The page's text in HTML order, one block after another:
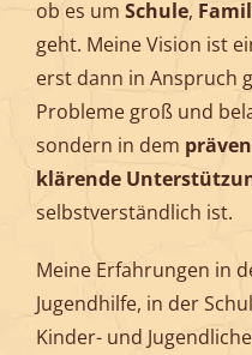
ob es um Schule,
geht. Meine Vision ist
erst dann in Anspruch
Probleme groß und
sondern in dem
klärende
selbstverständlich ist.
Meine Erfahrungen in
Jugendhilfe, in der
Kinder- und